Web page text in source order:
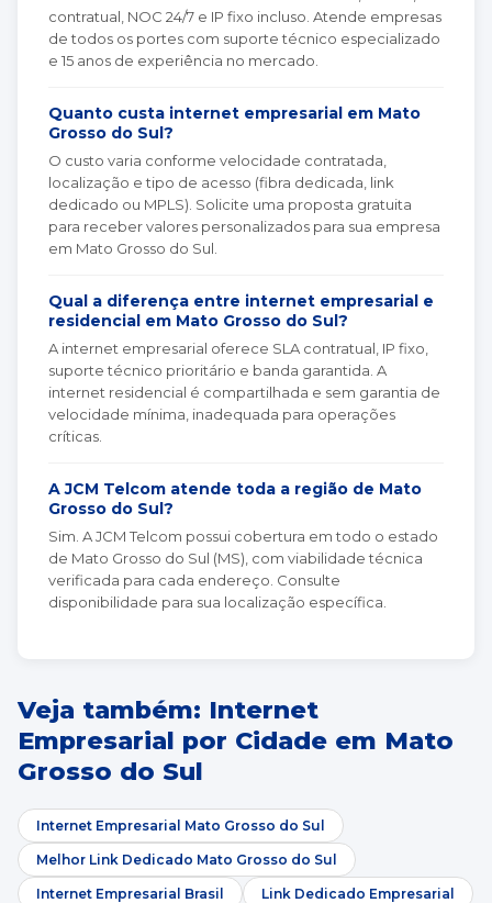
contratual, NOC 24/7 e IP fixo incluso. Atende empresas
de todos os portes com suporte técnico especializado
e 15 anos de experiência no mercado.
Quanto custa internet empresarial em Mato
Grosso do Sul?
O custo varia conforme velocidade contratada,
localização e tipo de acesso (fibra dedicada, link
dedicado ou MPLS). Solicite uma proposta gratuita
para receber valores personalizados para sua empresa
em Mato Grosso do Sul.
Qual a diferença entre internet empresarial e
residencial em Mato Grosso do Sul?
A internet empresarial oferece SLA contratual, IP fixo,
suporte técnico prioritário e banda garantida. A
internet residencial é compartilhada e sem garantia de
velocidade mínima, inadequada para operações
críticas.
A JCM Telcom atende toda a região de Mato
Grosso do Sul?
Sim. A JCM Telcom possui cobertura em todo o estado
de Mato Grosso do Sul (MS), com viabilidade técnica
verificada para cada endereço. Consulte
disponibilidade para sua localização específica.
Veja também: Internet
Empresarial por Cidade em Mato
Grosso do Sul
Internet Empresarial Mato Grosso do Sul
Melhor Link Dedicado Mato Grosso do Sul
Internet Empresarial Brasil Link Dedicado Empresarial